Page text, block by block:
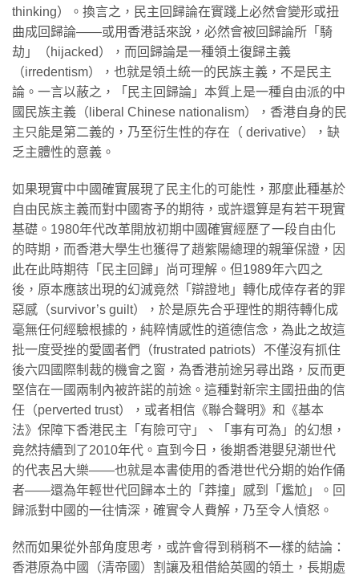
thinking）。換言之，民主回歸論在實踐上必然會變形或扭
曲成回歸論——或用香港話來說，必然會被回歸論所「騎
劫」（hijacked），而回歸論是一種領土復歸主義
（irredentism），也就是領土統一的民族主義，不是民主
論。一言以蔽之，「民主回歸論」本質上是一種自由派的中
國民族主義（liberal Chinese nationalism），香港自身的民
主只能是第二義的，乃至衍生性的存在（ derivative），缺
乏主體性的意義。
如果現實中中國確實展現了民主化的可能性，那麼此種基於
自由民族主義而對中國寄予的期待，或許還算是有若干現實
基礎。1980年代改革開放初期中國確實經歷了一段自由化
的時期，而香港大學生也獲得了趙紫陽總理的親筆保證，因
此在此時期待「民主回歸」尚可理解。但1989年六四之
後，原本應該出現的幻滅竟然「辯證地」轉化成倖存者的罪
惡感（survivor’s guilt），於是原先合乎理性的期待轉化成
毫無任何經驗根據的，純粹情感性的道德信念，為此之故這
批一度受挫的愛國者們（frustrated patriots）不僅沒有抓住
後六四國際制裁的機會之窗，為香港前途另尋出路，反而更
堅信在一國兩制內被許諾的前途。這種對新宗主國扭曲的信
任（perverted trust），或者相信《聯合聲明》和《基本
法》保障下香港民主「有險可守」、「事有可為」的幻想，
竟然持續到了2010年代。直到今日，後期香港嬰兒潮世代
的代表呂大樂——也就是本書使用的香港世代分期的始作俑
者——還為年輕世代回歸本土的「莽撞」感到「尷尬」。回
歸派對中國的一往情深，確實令人費解，乃至令人憤怒。
然而如果從外部角度思考，或許會得到稍稍不一樣的結論：
香港原為中國（清帝國）割讓及租借給英國的領土，長期處